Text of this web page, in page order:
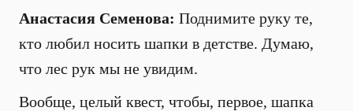
Анастасия Семенова: Поднимите руку те,
кто любил носить шапки в детстве. Думаю,
что лес рук мы не увидим.
Вообще, целый квест, чтобы, первое, шапка